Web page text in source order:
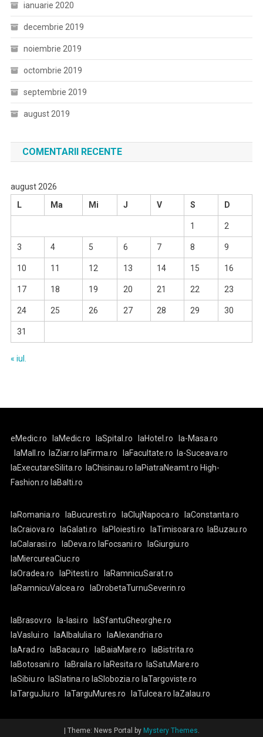
ianuarie 2020
decembrie 2019
noiembrie 2019
octombrie 2019
septembrie 2019
august 2019
COMENTARII RECENTE
august 2026
L
Ma Mi J V S D
1 2
3 4 5 6 7 8 9
10 11 12 13 14 15 16
17 18 19 20 21 22 23
24 25 26 27 28 29 30
31
« iul.
eMedic.ro laMedic.ro laSpital.ro laHotel.ro
la-Masa.ro
laMall.ro
laZiar.ro laFirma.ro laFacultate.ro
la-Suceava.ro
laExecutareSilita.ro
laChisinau.ro laPiatraNeamt.ro High-
Fashion.ro laBalti.ro
laRomania.ro laBucuresti.ro laClujNapoca.ro
laConstanta.ro
laCraiova.ro
laGalati.ro laPloiesti.ro laTimisoara.ro
laBuzau.ro
laCalarasi.ro
laDeva.ro laFocsani.ro
laGiurgiu.ro
laMiercureaCiuc.ro
laOradea.ro
laPitesti.ro
laRamnicuSarat.ro
laRamnicuValcea.ro
laDrobetaTurnuSeverin.ro
laBrasov.ro la-Iasi.ro
laSfantuGheorghe.ro
laVaslui.ro
laAlbaIulia.ro
laAlexandria.ro
laArad.ro
laBacau.ro laBaiaMare.ro
laBistrita.ro
laBotosani.ro
laBraila.ro laResita.ro
laSatuMare.ro
laSibiu.ro
laSlatina.ro laSlobozia.ro laTargoviste.ro
laTarguJiu.ro
laTarguMures.ro laTulcea.ro laZalau.ro
Theme: News Portal by Mystery Themes.